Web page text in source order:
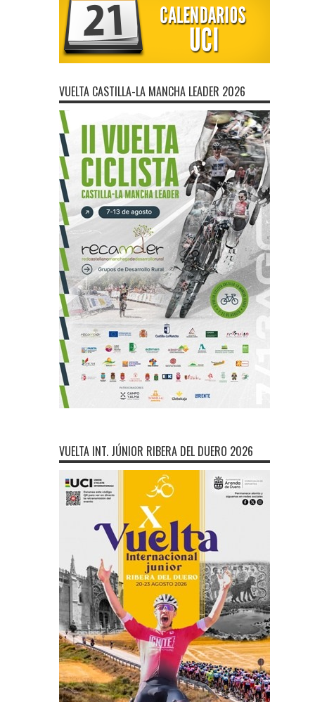
VUELTA CASTILLA-LA MANCHA LEADER 2026
VUELTA INT. JÚNIOR RIBERA DEL DUERO 2026